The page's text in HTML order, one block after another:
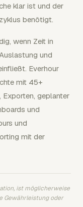
klar ist und der
benötigt.
wenn Zeit in
und
Everhour
mit 45+
Exporten, geplanter
und
und
mit der
ist möglicherweise
Gewährleistung oder